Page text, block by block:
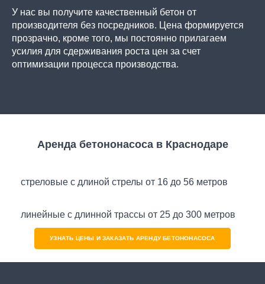
У нас вы получите качественный бетон от
производителя без посредников. Цена формируется
прозрачно, кроме того, мы постоянно прилагаем
усилия для сдерживания роста цен за счет
оптимизации процесса производства.
Аренда бетононасоса в Краснодаре
стреловые с длиной стрелы от 16 до 56 метров
линейные с длинной трассы от 25 до 300 метров
УЗНАТЬ ЦЕНЫ И ЗАКАЗАТЬ АРЕНДУ БЕТОНОНАСОСА